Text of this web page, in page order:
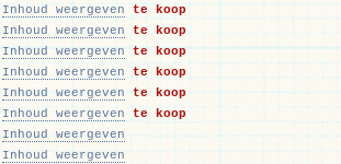
Inhoud weergeven te koop
Inhoud weergeven te koop
Inhoud weergeven te koop
Inhoud weergeven te koop
Inhoud weergeven te koop
Inhoud weergeven te koop
Inhoud weergeven
Inhoud weergeven